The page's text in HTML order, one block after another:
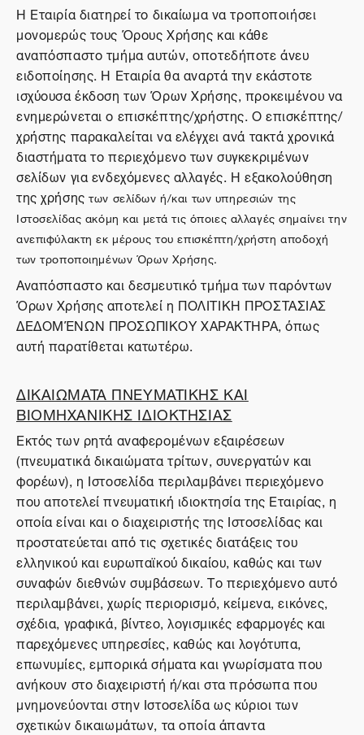
Η Εταιρία διατηρεί το δικαίωμα να τροποποιήσει
μονομερώς τους Όρους Χρήσης και κάθε
αναπόσπαστο τμήμα αυτών, οποτεδήποτε άνευ
ειδοποίησης. Η Εταιρία θα αναρτά την εκάστοτε
ισχύουσα έκδοση των Όρων Χρήσης, προκειμένου να
ενημερώνεται ο επισκέπτης/χρήστης. Ο επισκέπτης/
χρήστης παρακαλείται να ελέγχει ανά τακτά χρονικά
διαστήματα το περιεχόμενο των συγκεκριμένων
σελίδων για ενδεχόμενες αλλαγές. Η εξακολούθηση
της χρήσηςτων σελίδων ή/και των υπηρεσιών της
Ιστοσελίδας ακόμη και μετά τις όποιες αλλαγές σημαίνει την
ανεπιφύλακτη εκ μέρους του επισκέπτη/χρήστη αποδοχή
των τροποποιημένων Όρων Χρήσης.
Αναπόσπαστο και δεσμευτικό τμήμα των παρόντων
Όρων Χρήσης αποτελεί η ΠΟΛΙΤΙΚΗ ΠΡΟΣΤΑΣΙΑΣ
ΔΕΔΟΜΈΝΩΝ ΠΡΟΣΩΠΙΚΟΥ ΧΑΡΑΚΤΗΡΑ, όπως
αυτή παρατίθεται κατωτέρω.
ΔΙΚΑΙΩΜΑΤΑ ΠΝΕΥΜΑΤΙΚΗΣ ΚΑΙ
ΒΙΟΜΗΧΑΝΙΚΗΣ ΙΔΙΟΚΤΗΣΙΑΣ
Εκτός των ρητά αναφερομένων εξαιρέσεων
(πνευματικά δικαιώματα τρίτων, συνεργατών και
φορέων), η Ιστοσελίδα περιλαμβάνει περιεχόμενο
που αποτελεί πνευματική ιδιοκτησία της Εταιρίας, η
οποία είναι και ο διαχειριστής της Ιστοσελίδας και
προστατεύεται από τις σχετικές διατάξεις του
ελληνικού και ευρωπαϊκού δικαίου, καθώς και των
συναφών διεθνών συμβάσεων. Το περιεχόμενο αυτό
περιλαμβάνει, χωρίς περιορισμό, κείμενα, εικόνες,
σχέδια, γραφικά, βίντεο, λογισμικές εφαρμογές και
παρεχόμενες υπηρεσίες, καθώς και λογότυπα,
επωνυμίες, εμπορικά σήματα και γνωρίσματα που
ανήκουν στο διαχειριστή ή/και στα πρόσωπα που
μνημονεύονται στην Ιστοσελίδα ως κύριοι των
σχετικών δικαιωμάτων, τα οποία άπαντα